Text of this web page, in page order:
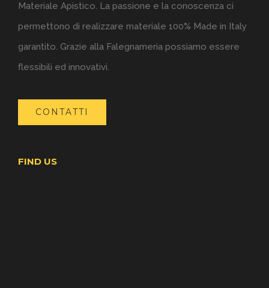
Materiale Apistico. La passione e la conoscenza ci
permettono di realizzare materiale 100% Made in Italy
garantito. Grazie alla Falegnameria possiamo essere
flessibili ed innovativi.
CONTATTI
FIND US